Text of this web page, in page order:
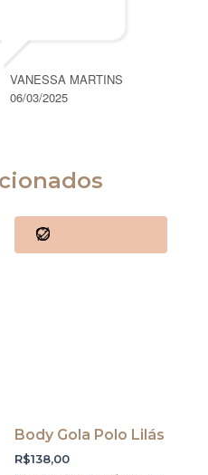
VANESSA MARTINS
06/03/2025
Body Gola Polo Lilás
R$138,00